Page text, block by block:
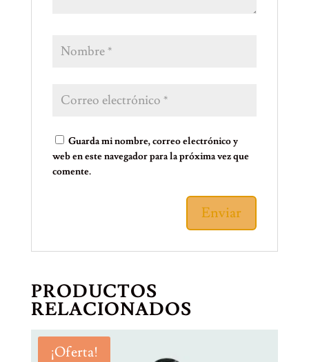
Guarda mi nombre, correo electrónico y
web en este navegador para la próxima vez que
comente.
PRODUCTOS
RELACIONADOS
¡Oferta!